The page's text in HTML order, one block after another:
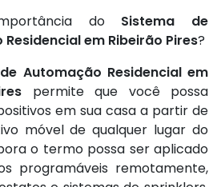
do Sistema de
em Ribeirão Pires?
Automação Residencial em
permite que você possa
em sua casa a partir de
móvel de qualquer lugar do
o termo possa ser aplicado
programáveis remotamente,